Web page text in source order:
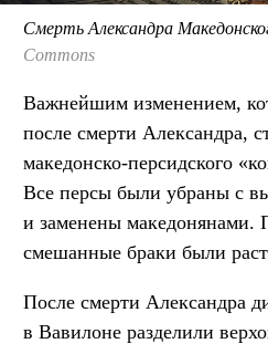
Смерть Александра
Commons
Важнейшим изменением,
после смерти Александра,
македонско-персидского
Все персы были убраны с
и заменены македонянами.
смешанные браки были
После смерти Александра
в Вавилоне разделили